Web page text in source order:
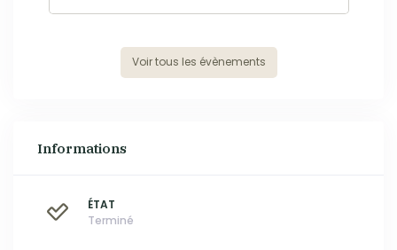
Voir tous les évènements
Informations
ÉTAT
Terminé